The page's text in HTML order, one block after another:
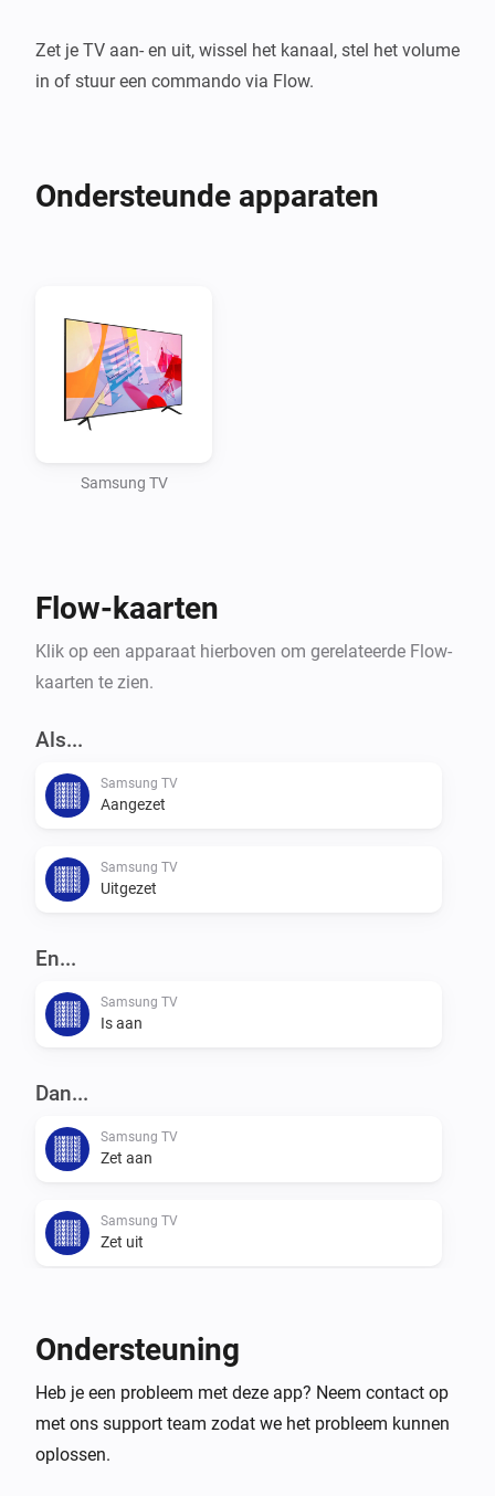
Zet je TV aan- en uit, wissel het kanaal, stel het volume
in of stuur een commando via Flow.
Ondersteunde apparaten
Samsung TV
Flow-kaarten
Klik op een apparaat hierboven om gerelateerde Flow-
kaarten te zien.
Als...
Samsung TV
Aangezet
Samsung TV
Uitgezet
En...
Samsung TV
Is aan
Dan...
Samsung TV
Zet aan
Samsung TV
Zet uit
Samsung TV
Ondersteuning
Heb je een probleem met deze app? Neem contact op
met ons support team zodat we het probleem kunnen
oplossen.